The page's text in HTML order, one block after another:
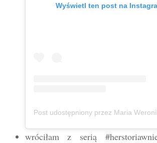
Wyświetl ten post na
wróciłam z serią